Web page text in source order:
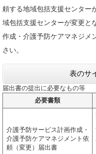
頼する地域包括支援センター
域包括支援センターが変更と
作成・介護予防ケアマネジメ
さい。
表のサ
届出書の提出に必要なもの等
必要書類
介護予防サービス計画作成・
介護予防ケアマネジメント依
頼（変更）届出書